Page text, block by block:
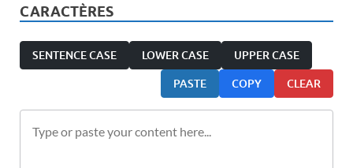
CARACTÈRES
SENTENCE CASE LOWER CASE UPPER CASE
PASTE COPY CLEAR